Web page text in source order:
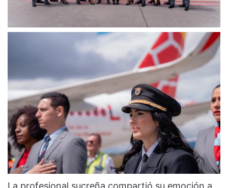
La profesional sucreña compartió su emoción a